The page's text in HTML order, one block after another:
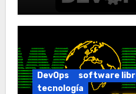
DevOps software
tecnología